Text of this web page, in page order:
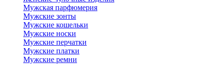
Мужская парфюмерия
Мужские зонты
Мужские кошельки
Мужские носки
Мужские перчатки
Мужские платки
Мужские ремни